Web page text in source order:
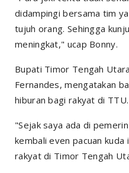
didampingi bersama tim
tujuh orang. Sehingga
meningkat," ucap Bonny.
Bupati Timor Tengah
Fernandes, mengatakan
hiburan bagi rakyat di TTU.
"Sejak saya ada di
kembali even pacuan kuda
rakyat di Timor Tengah